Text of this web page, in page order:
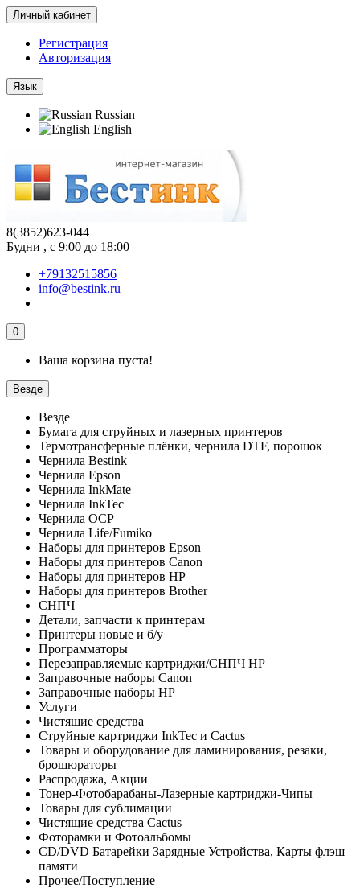
Личный кабинет
Регистрация
Авторизация
Язык
Russian
English
8(3852)623-044
Будни , с 9:00 до 18:00
+79132515856
info@bestink.ru
0
Ваша корзина пуста!
Везде
Везде
Бумага для струйных и лазерных принтеров
Термотрансферные плёнки, чернила DTF, порошок
Чернила Bestink
Чернила Epson
Чернила InkMate
Чернила InkTec
Чернила OCP
Чернила Life/Fumiko
Наборы для принтеров Epson
Наборы для принтеров Canon
Наборы для принтеров HP
Наборы для принтеров Brother
СНПЧ
Детали, запчасти к принтерам
Принтеры новые и б/у
Программаторы
Перезаправляемые картриджи/СНПЧ HP
Заправочные наборы Canon
Заправочные наборы HP
Услуги
Чистящие средства
Струйные картриджи InkTec и Cactus
Товары и оборудование для ламинирования, резаки,
брошюраторы
Распродажа, Акции
Тонер-Фотобарабаны-Лазерные картриджи-Чипы
Товары для сублимации
Чистящие средства Cactus
Фоторамки и Фотоальбомы
CD/DVD Батарейки Зарядные Устройства, Карты флэш
памяти
Прочее/Поступление